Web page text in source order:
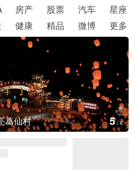
房产 股票 汽车
星座
健康 精品 微博 更多
七彩稻田画迎最佳观赏期 6/6